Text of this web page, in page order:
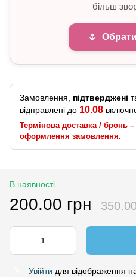
більш
🌷
Замовлення, підтверджені
відправлені до 10.08
Термінова доставка / бронь –
оформлення замовлення.
В наявності
200.00 грн
Увійти для відображення